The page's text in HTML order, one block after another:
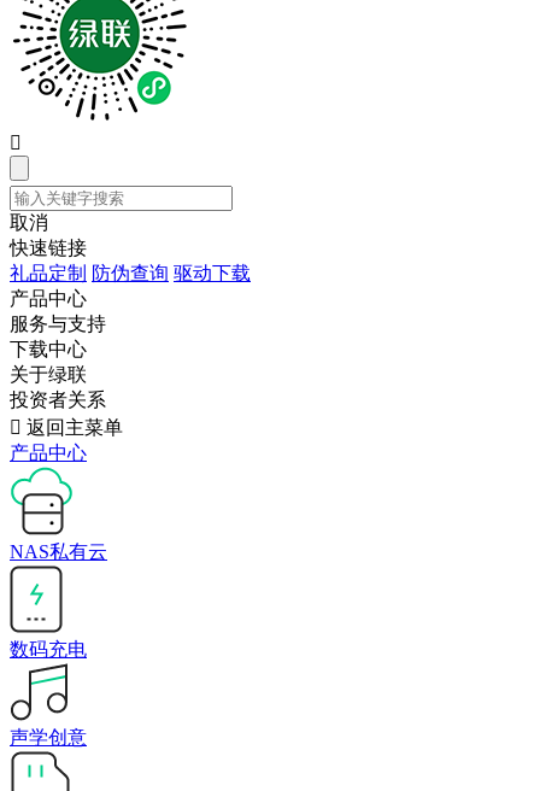

取消
快速链接
礼品定制 防伪查询 驱动下载
产品中心
服务与支持
下载中心
关于绿联
投资者关系
 返回主菜单
产品中心
NAS私有云
数码充电
声学创意